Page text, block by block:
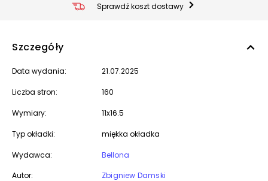
Sprawdź koszt dostawy
Szczegóły
Data wydania: 21.07.2025
Liczba stron: 160
Wymiary: 11x16.5
Typ okładki: miękka okładka
Wydawca:
Bellona
Autor:
Zbigniew Damski